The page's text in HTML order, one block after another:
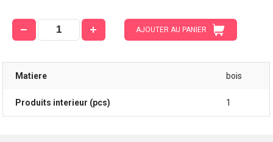
AJOUTER AU PANIER
Matiere bois
Produits interieur (pcs) 1